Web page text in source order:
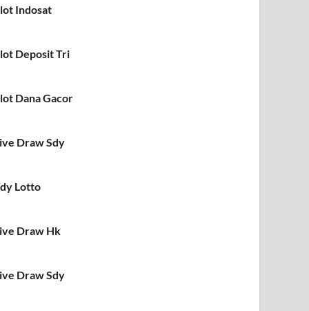
Indosat
Deposit Tri
Dana Gacor
Draw Sdy
Lotto
Draw Hk
Draw Sdy